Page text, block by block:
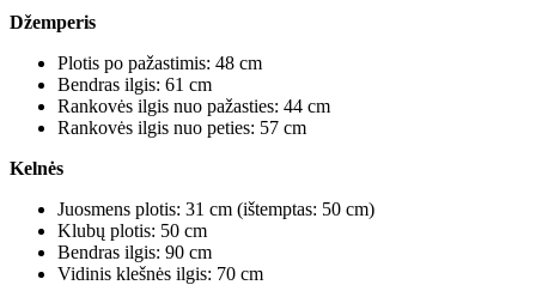
Džemperis
Plotis po pažastimis: 48 cm
Bendras ilgis: 61 cm
Rankovės ilgis nuo pažasties: 44 cm
Rankovės ilgis nuo peties: 57 cm
Kelnės
Juosmens plotis: 31 cm (ištemptas: 50 cm)
Klubų plotis: 50 cm
Bendras ilgis: 90 cm
Vidinis klešnės ilgis: 70 cm